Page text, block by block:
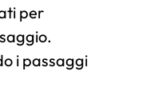
per
i passaggi